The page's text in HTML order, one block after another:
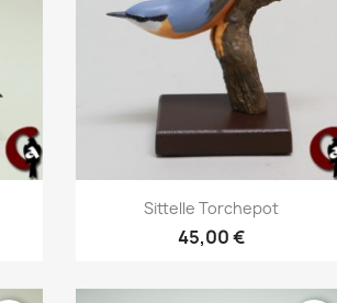
Aperçu rapide
Sittelle Torchepot
45,00 €